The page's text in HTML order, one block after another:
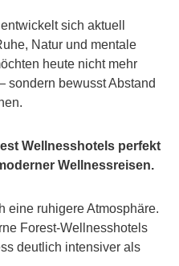
sich aktuell
Natur und mentale
heute nicht mehr
bewusst Abstand
Wellnesshotels perfekt
Wellnessreisen.
eine ruhigere Atmosphäre.
Forest-Wellnesshotels
deutlich intensiver als